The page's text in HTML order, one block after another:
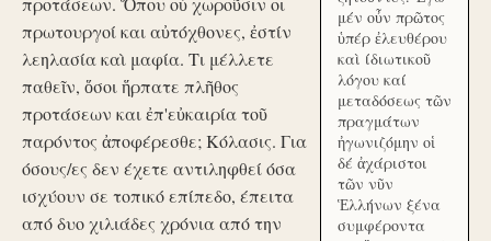
πρωτουργοί και αὐτόχθονες, ἐστίν
λεηλασία καὶ μαφία. Τι μέλλετε
παθεῖν, ὅσοι ἥρπατε πλῆθος
προτάσεων και ἐπ'εὐκαιρία τοῦ
παρόντος ἀποφέρεσθε; Κόλασις. Για
όσους/ες δεν έχετε αντιληφθεί όσα
ισχύουν σε τοπικό επίπεδο, έπειτα
από δυο χιλιάδες χρόνια από την
μέν οὖν πρῶτος
ὑπέρ ἐλευθέρου
καὶ ίδιωτικοῦ
λόγου καί
μεταδόσεως τῶν
πραγμάτων
ἠγωνιζόμην οἱ
δέ ἀχάριστοι
τῶν νῦν
Ἑλλήνων ξένα
συμφέροντα